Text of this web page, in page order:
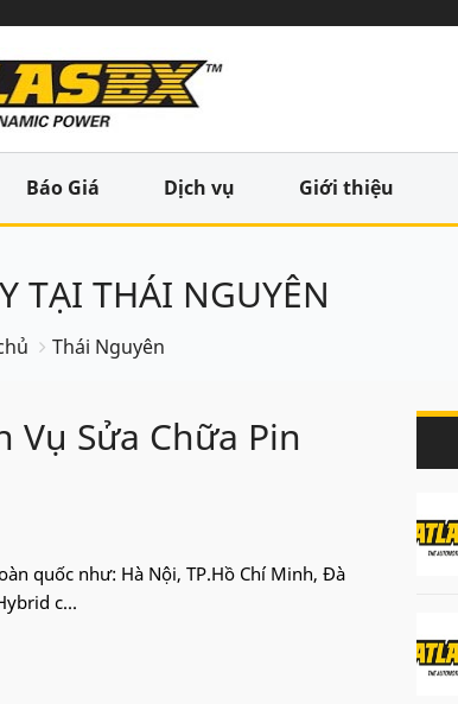
Báo Giá Dịch vụ Giới thiệu
TẠI THÁI NGUYÊN
Thái Nguyên
Vụ Sửa Chữa Pin
quốc như: Hà Nội, TP.Hồ Chí Minh, Đà
c...